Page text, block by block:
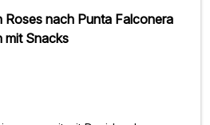
nach Punta Falconera
mit Snacks